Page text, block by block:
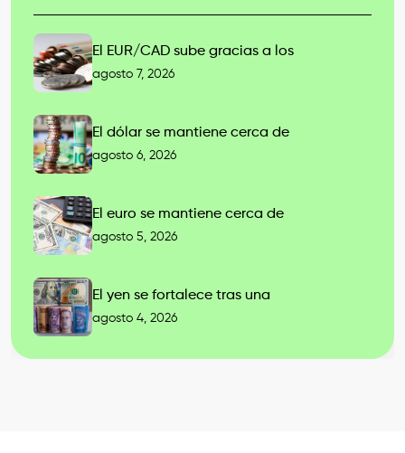
El EUR/CAD sube gracias a los
agosto 7, 2026
El dólar se mantiene cerca de
agosto 6, 2026
El euro se mantiene cerca de
agosto 5, 2026
El yen se fortalece tras una
agosto 4, 2026